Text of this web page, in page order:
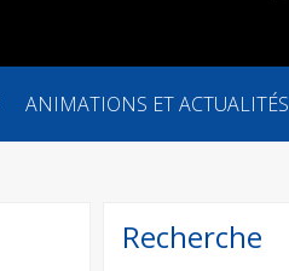
ANIMATIONS ET ACTUALITÉS
Recherche